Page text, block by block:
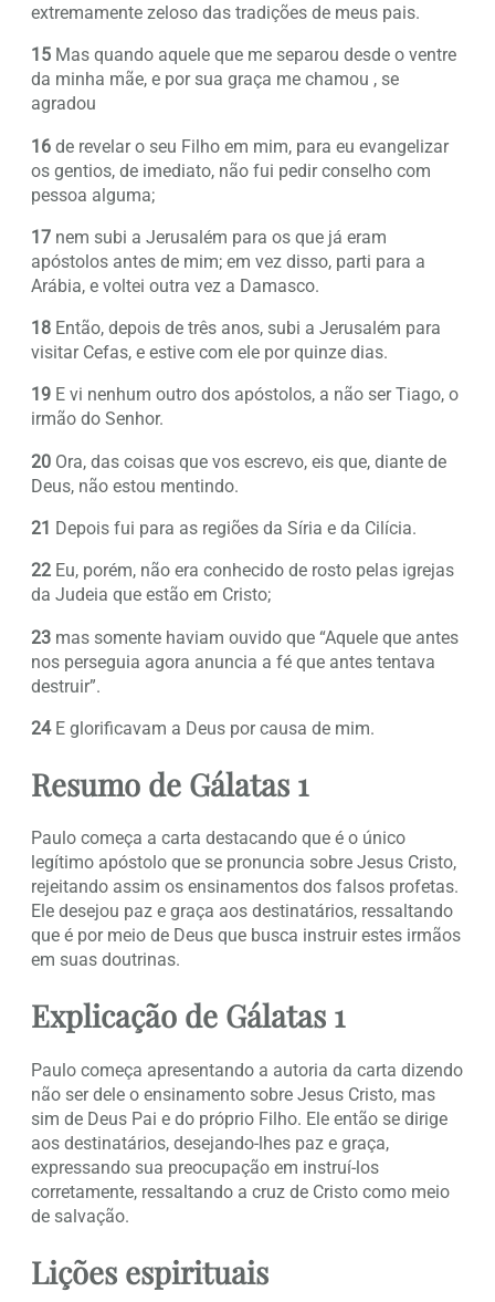
extremamente zeloso das tradições de meus pais.
15 Mas quando aquele que me separou desde o ventre
da minha mãe, e por sua graça me chamou , se
agradou
16 de revelar o seu Filho em mim, para eu evangelizar
os gentios, de imediato, não fui pedir conselho com
pessoa alguma;
17 nem subi a Jerusalém para os que já eram
apóstolos antes de mim; em vez disso, parti para a
Arábia, e voltei outra vez a Damasco.
18 Então, depois de três anos, subi a Jerusalém para
visitar Cefas, e estive com ele por quinze dias.
19 E vi nenhum outro dos apóstolos, a não ser Tiago, o
irmão do Senhor.
20 Ora, das coisas que vos escrevo, eis que, diante de
Deus, não estou mentindo.
21 Depois fui para as regiões da Síria e da Cilícia.
22 Eu, porém, não era conhecido de rosto pelas igrejas
da Judeia que estão em Cristo;
23 mas somente haviam ouvido que “Aquele que antes
nos perseguia agora anuncia a fé que antes tentava
destruir”.
24E glorificavam a Deus por causa de mim.
Resumo de Gálatas 1
Paulo começa a carta destacando que é o único
legítimo apóstolo que se pronuncia sobre Jesus Cristo,
rejeitando assim os ensinamentos dos falsos profetas.
Ele desejou paz e graça aos destinatários, ressaltando
que é por meio de Deus que busca instruir estes irmãos
em suas doutrinas.
Explicação de Gálatas 1
Paulo começa apresentando a autoria da carta dizendo
não ser dele o ensinamento sobre Jesus Cristo, mas
sim de Deus Pai e do próprio Filho. Ele então se dirige
aos destinatários, desejando-lhes paz e graça,
expressando sua preocupação em instruí-los
corretamente, ressaltando a cruz de Cristo como meio
de salvação.
Lições espirituais